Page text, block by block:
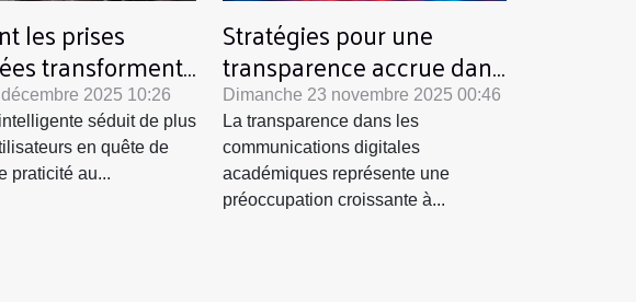
les prises
transforment-
foyers ?2025 10:26
séduit de plus
en quête de
praticité au...
Stratégies pour une
transparence accrue dans
les communications
digitales académiques
Dimanche 23 novembre 2025 00:46
La transparence dans les
communications digitales
académiques représente une
préoccupation croissante à...